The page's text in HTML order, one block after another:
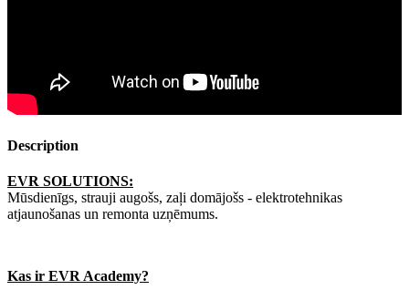
Description
EVR SOLUTIONS:
Mūsdienīgs, strauji augošs, zaļi domājošs - elektrotehnikas
atjaunošanas un remonta uzņēmums.
Kas ir EVR Academy?